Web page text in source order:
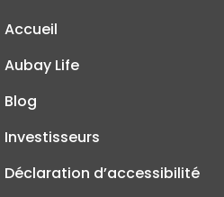
Accueil
Aubay Life
Blog
Investisseurs
Déclaration d’accessibilité